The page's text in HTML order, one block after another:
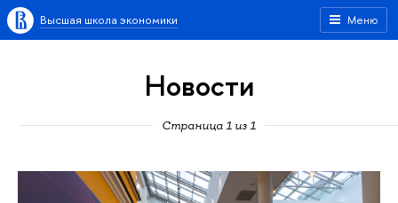
Меню
Высшая школа экономики
Новости
Страница 1 из 1